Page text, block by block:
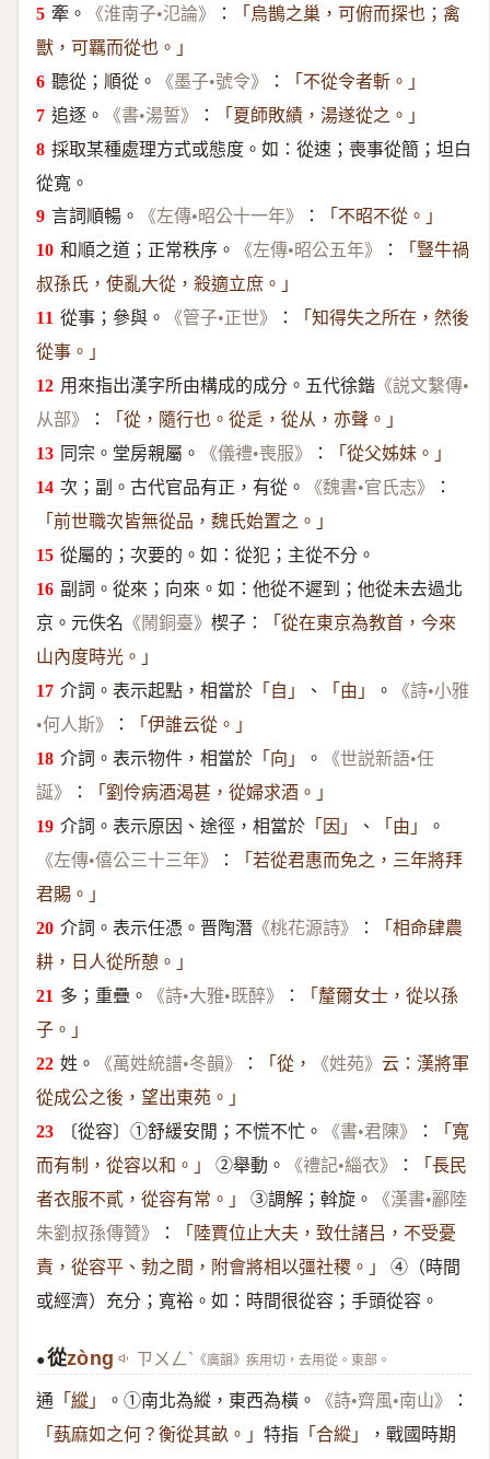
牽。 《淮南子•氾論》 ：
「烏鵲之巢，可俯而探也；禽
獸，可羈而從也。」
聽從；順從。 《墨子•號令》 ： 「不從令者斬。」
追逐。 《書•湯誓》 ： 「夏師敗績，湯遂從之。」
採取某種處理方式或態度。如：從速；喪事從簡；坦白
從寬。
言詞順暢。
《左傳•昭公十一年》 ： 「不昭不從。」
和順之道；正常秩序。 《左傳•昭公五年》 ：
「豎牛禍
叔孫氏，使亂大從，殺適立庶。」
從事；參與。 《管子•正世》 ：
「知得失之所在，然後
從事。」
用來指出漢字所由構成的成分。五代徐鍇《説文繫傳•
从部》
： 「從，隨行也。從辵，從从，亦聲。」
同宗。堂房親屬。 《儀禮•喪服》 ： 「從父姊妹。」
次；副。古代官品有正，有從。 《魏書•官氏志》 ：
「前世職次皆無從品，魏氏始置之。」
從屬的；次要的。如：從犯；主從不分。
副詞。從來；向來。如：他從不遲到；他從未去過北
京。元佚名 《鬧銅臺》 楔子：
「從在東京為教首，今來
山內度時光。」
介詞。表示起點，相當於「自」 、 「由」 。
《詩•小雅
•何人斯》
： 「伊誰云從。」
介詞。表示物件，相當於「向」 。
《世説新語•任
誕》
： 「劉伶病酒渴甚，從婦求酒。」
介詞。表示原因、途徑，相當於「因」 、 「由」 。
《左傳•僖公三十三年》 ：
「若從君惠而免之，三年將拜
君賜。」
介詞。表示任憑。晋陶潛《桃花源詩》 ：
「相命肆農
耕，日人從所憩。」
多；重疊。 《詩•大雅•既醉》 ：
「釐爾女士，從以孫
子。」
姓。 《萬姓統譜•冬韻》 ： 「從， 《姓苑》 云：漢將軍
從成公之後，望出東苑。」
〔從容〕①舒緩安閒；不慌不忙。 《書•君陳》 ：
「寬
而有制，從容以和。」
②舉動。 《禮記•緇衣》 ：
「長民
者衣服不貳，從容有常。」
③調解；斡旋。
《漢書•酈陸
朱劉叔孫傳贊》
：
「陸賈位止大夫，致仕諸吕，不受憂
責，從容平、勃之間，附會將相以彊社稷。」
④（時間
或經濟）充分；寬裕。如：時間很從容；手頭從容。
●從zòng ㄗㄨㄥˋ 《廣韻》疾用切，去用從。東部。
通 「 縱 」 。①南北為縱，東西為橫。 《詩•齊風•南山》 ：
「蓺麻如之何？衡從其畝。」 特指 「合縱」
，戰國時期